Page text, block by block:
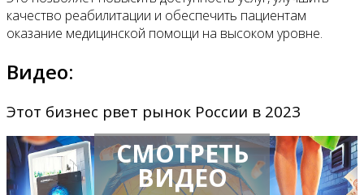
качество реабилитации и обеспечить пациентам
оказание медицинской помощи на высоком уровне.
Видео:
Этот бизнес рвет рынок России в 2023
СМОТРЕТЬ
ВИДЕО